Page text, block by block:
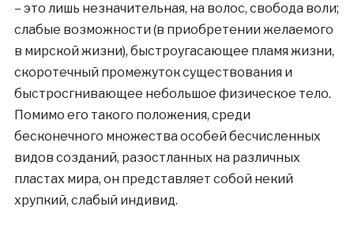
– это лишь незначительная, на волос, свобода воли;
слабые возможности (в приобретении желаемого
в мирской жизни), быстроугасающее пламя жизни,
скоротечный промежуток существования и
быстросгнивающее небольшое физическое тело.
Помимо его такого положения, среди
бесконечного множества особей бесчисленных
видов созданий, разостланных на различных
пластах мира, он представляет собой некий
хрупкий, слабый индивид.